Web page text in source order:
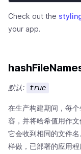
Check out the
your app.
默认: true
在生产构建期间，每
容，并将哈希值用作
它会收到相同的文件
样做，已部署的应用